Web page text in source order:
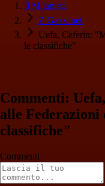
Il Milanista
Z.Gazzanet
Uefa, Ceferin:
le classifiche"
Commenti:
alle
classifiche"
Commenti